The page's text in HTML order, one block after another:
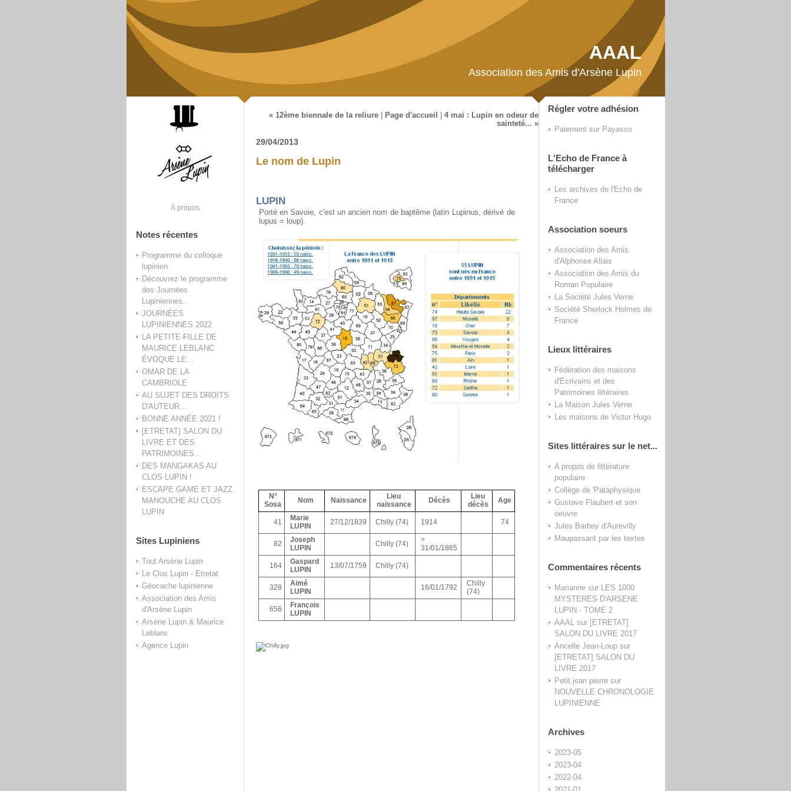
AAAL
Association des Amis d'Arsène Lupin
À propos
Notes récentes
Programme du colloque
lupinien
Découvrez le programme
des Journées
Lupiniennes...
JOURNÉES
LUPINIENNES 2022
LA PETITE-FILLE DE
MAURICE LEBLANC
ÉVOQUE LE...
OMAR DE LA
CAMBRIOLE
AU SUJET DES DROITS
D'AUTEUR...
BONNE ANNÉE 2021 !
[ETRETAT] SALON DU
LIVRE ET DES
PATRIMOINES...
DES MANGAKAS AU
CLOS LUPIN !
ESCAPE GAME ET JAZZ
MANOUCHE AU CLOS
LUPIN
Sites Lupiniens
Tout Arsène Lupin
Le Clos Lupin - Etretat
Géocache lupinienne
Association des Amis
d'Arsène Lupin
Arsène Lupin & Maurice
Leblanc
Agence Lupin
Régler votre adhésion
Paiement sur Payasso
L'Echo de France à
télécharger
Les archives de l'Echo de
France
Association soeurs
Association des Amis
d'Alphonse Allais
Association des Amis du
Roman Populaire
La Société Jules Verne
Société Sherlock Holmes de
France
Lieux littéraires
Fédération des maisons
d'Ecrivains et des
Patrimoines littéraires
La Maison Jules Verne
Les maisons de Victor Hugo
Sites littéraires sur le net...
A propos de littérature
populaire
Collège de 'Pataphysique
Gustave Flaubert et son
oeuvre
Jules Barbey d'Aurevilly
Maupassant par les textes
Commentaires récents
Mariannesur LES 1000
MYSTERES D'ARSENE
LUPIN - TOME 2
AAALsur [ETRETAT]
SALON DU LIVRE 2017
Ancelle Jean-Loupsur
[ETRETAT] SALON DU
LIVRE 2017
Petit jean pierresur
NOUVELLE CHRONOLOGIE
LUPINIENNE
Archives
2023-05
2023-04
2022-04
« 12ème biennale de la reliure| Page d'accueil
4 mai : Lupin en odeur de
sainteté... »
29/04/2013
Le nom de Lupin
LUPIN
Porté en Savoie, c'est un ancien nom de baptême (latin Lupinus, dérivé de
lupus = loup).
N°
Sosa
Nom Naissance
Lieu
naissance
Décès
Lieu
décès
Age
41
Marie
LUPIN
27/12/1839 Chilly (74) 1914 74
82
Joseph
LUPIN
Chilly (74)
>
31/01/1865
164
Gaspard
LUPIN
13/07/1759 Chilly (74)
328
Aimé
LUPIN
16/01/1792
Chilly
(74)
656
François
LUPIN